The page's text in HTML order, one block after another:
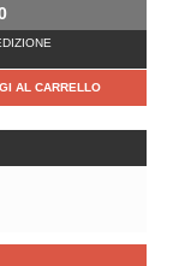
AL CARRELLO